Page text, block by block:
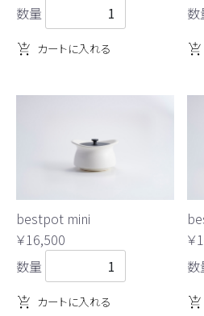
数量
カートに入れる
数
bestpot mini
￥16,500
数量
カートに入れる
￥
数